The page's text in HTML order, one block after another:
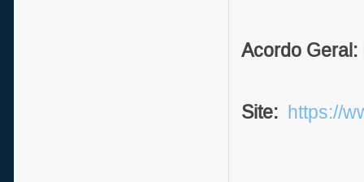
Acordo Geral:
Site: https://